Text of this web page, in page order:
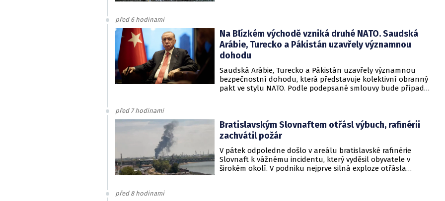
před 6 hodinami
Na Blízkém východě vzniká druhé NATO. Saudská
Arábie, Turecko a Pákistán uzavřely významnou
dohodu
Saudská Arábie, Turecko a Pákistán uzavřely významnou
bezpečnostní dohodu, která představuje kolektivní obranný
pakt ve stylu NATO. Podle podepsané smlouvy bude případný
před 7 hodinami
Bratislavským Slovnaftem otřásl výbuch, rafinérii
zachvátil požár
V pátek odpoledne došlo v areálu bratislavské rafinérie
Slovnaft k vážnému incidentu, který vyděsil obyvatele v
širokém okolí. V podniku nejprve silná exploze otřásla
před 8 hodinami